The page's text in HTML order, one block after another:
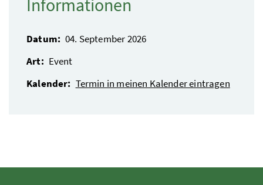
Datum: 04. September 2026
Art: Event
Kalender: Termin in meinen Kalender eintragen